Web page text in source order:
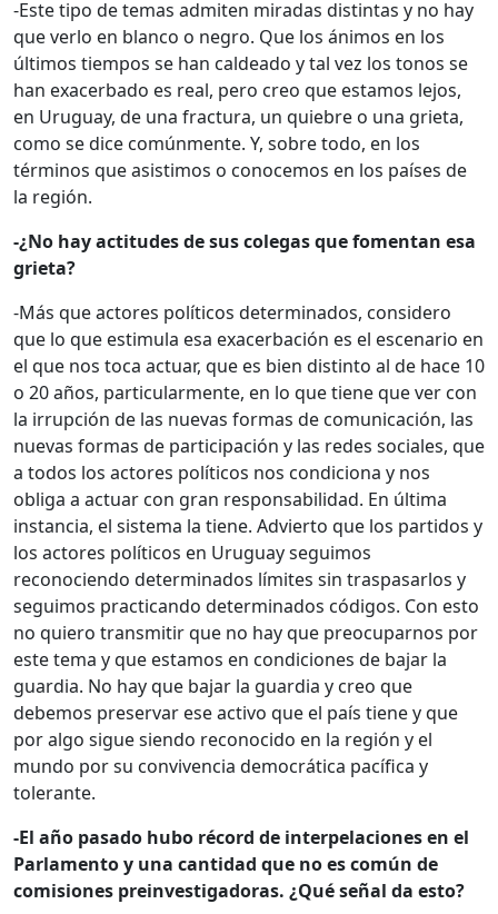
-Este tipo de temas admiten miradas distintas y no hay
que verlo en blanco o negro. Que los ánimos en los
últimos tiempos se han caldeado y tal vez los tonos se
han exacerbado es real, pero creo que estamos lejos,
en Uruguay, de una fractura, un quiebre o una grieta,
como se dice comúnmente. Y, sobre todo, en los
términos que asistimos o conocemos en los países de
la región.
-¿No hay actitudes de sus colegas que fomentan esa
grieta?
-Más que actores políticos determinados, considero
que lo que estimula esa exacerbación es el escenario en
el que nos toca actuar, que es bien distinto al de hace 10
o 20 años, particularmente, en lo que tiene que ver con
la irrupción de las nuevas formas de comunicación, las
nuevas formas de participación y las redes sociales, que
a todos los actores políticos nos condiciona y nos
obliga a actuar con gran responsabilidad. En última
instancia, el sistema la tiene. Advierto que los partidos y
los actores políticos en Uruguay seguimos
reconociendo determinados límites sin traspasarlos y
seguimos practicando determinados códigos. Con esto
no quiero transmitir que no hay que preocuparnos por
este tema y que estamos en condiciones de bajar la
guardia. No hay que bajar la guardia y creo que
debemos preservar ese activo que el país tiene y que
por algo sigue siendo reconocido en la región y el
mundo por su convivencia democrática pacífica y
tolerante.
-El año pasado hubo récord de interpelaciones en el
Parlamento y una cantidad que no es común de
comisiones preinvestigadoras. ¿Qué señal da esto?